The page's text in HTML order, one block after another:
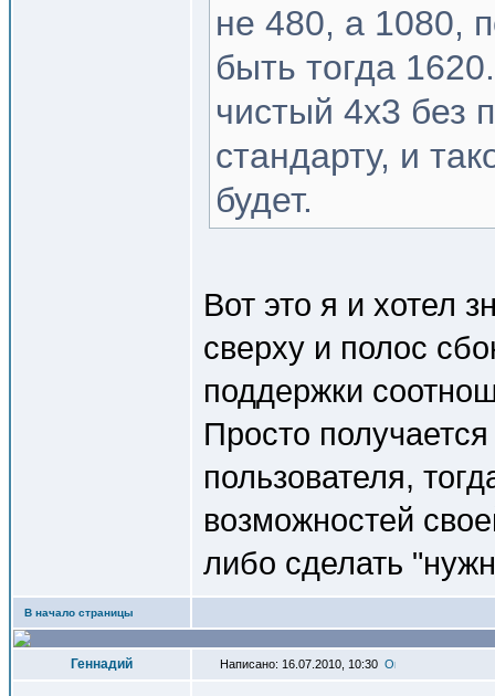
не 480, а 1080,
быть тогда
чистый 4x3 без
стандарту, и
будет.
Вот это я и хотел
сверху и полос
поддержки
Просто
пользователя,
возможностей
либо сделать
В начало страницы
Геннадий Написано: 16.07.2010, 10:30